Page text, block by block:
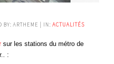
BY: ARTHEME | IN: ACTUALITÉS
sur les stations du métro de
: